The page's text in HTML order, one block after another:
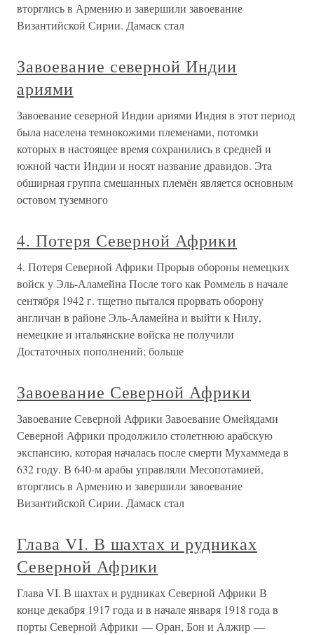
вторглись в Армению и завершили завоевание
Византийской Сирии. Дамаск стал
Завоевание северной Индии
ариями
Завоевание северной Индии ариями Индия в этот период
была населена темнокожими племенами, потомки
которых в настоящее время сохранились в средней и
южной части Индии и носят название дравидов. Эта
обширная группа смешанных племён является основным
остовом туземного
4. Потеря Северной Африки
4. Потеря Северной Африки Прорыв обороны немецких
войск у Эль-Аламейна После того как Роммель в начале
сентября 1942 г. тщетно пытался прорвать оборону
англичан в районе Эль-Аламейна и выйти к Нилу,
немецкие и итальянские войска не получили
Достаточных пополнений; больше
Завоевание Северной Африки
Завоевание Северной Африки Завоевание Омейядами
Северной Африки продолжило столетнюю арабскую
экспансию, которая началась после смерти Мухаммеда в
632 году. В 640-м арабы управляли Месопотамией,
вторглись в Армению и завершили завоевание
Византийской Сирии. Дамаск стал
Глава VI. В шахтах и рудниках
Северной Африки
Глава VI. В шахтах и рудниках Северной Африки В
конце декабря 1917 года и в начале января 1918 года в
порты Северной Африки — Оран, Бон и Алжир —